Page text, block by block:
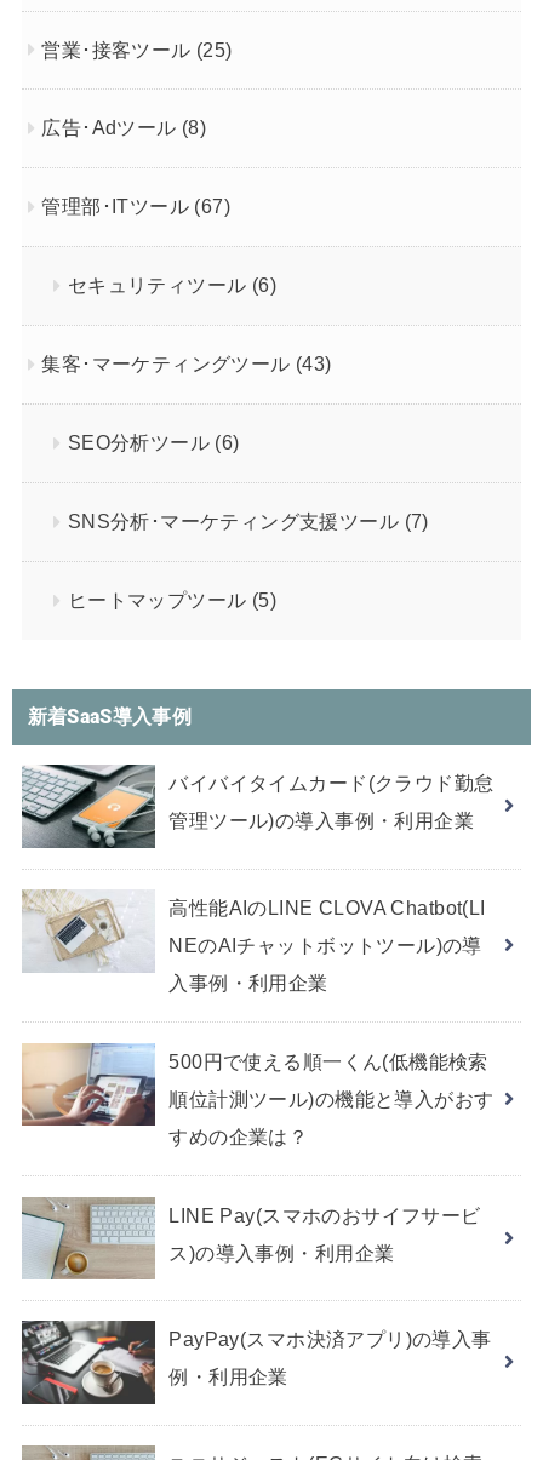
営業･接客ツール (25)
広告･Adツール (8)
管理部･ITツール (67)
セキュリティツール (6)
集客･マーケティングツール (43)
SEO分析ツール (6)
SNS分析･マーケティング支援ツール (7)
ヒートマップツール (5)
新着SaaS導入事例
バイバイタイムカード(クラウド勤怠
管理ツール)の導入事例・利用企業
高性能AIのLINE CLOVA Chatbot(LI
NEのAIチャットボットツール)の導
入事例・利用企業
500円で使える順一くん(低機能検索
順位計測ツール)の機能と導入がおす
すめの企業は？
LINE Pay(スマホのおサイフサービ
ス)の導入事例・利用企業
PayPay(スマホ決済アプリ)の導入事
例・利用企業